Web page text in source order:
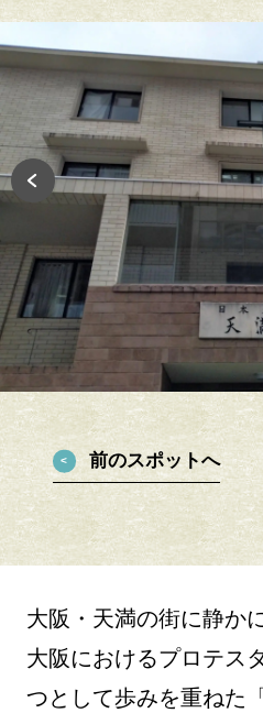
前のスポットへ
大阪・天満の街に静か
大阪におけるプロテス
つとして歩みを重ねた